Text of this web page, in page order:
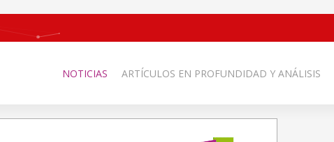
NOTICIAS ARTÍCULOS EN PROFUNDIDAD Y ANÁLISIS